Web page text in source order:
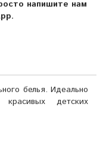
напишите нам
белья. Идеально
детских